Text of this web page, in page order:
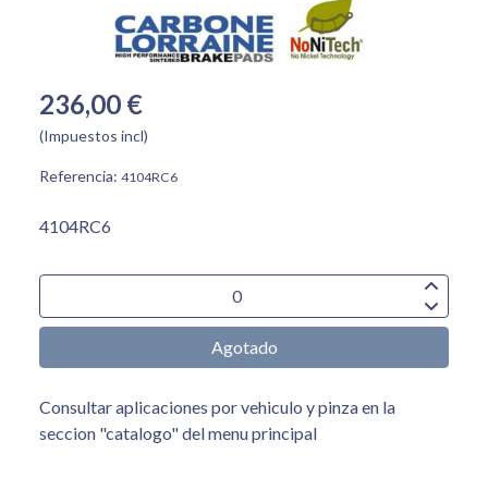
236,00 €
(Impuestos incl)
Referencia: 4104RC6
4104RC6
Agotado
Consultar aplicaciones por vehiculo y pinza en la
seccion "catalogo" del menu principal